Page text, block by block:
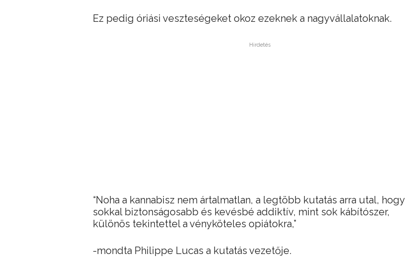
Ez pedig óriási veszteségeket okoz ezeknek a nagyvállalatoknak.
Hirdetés
“Noha a kannabisz nem ártalmatlan, a legtöbb kutatás arra utal, hogy
sokkal biztonságosabb és kevésbé addiktív, mint sok kábítószer,
különös tekintettel a vényköteles opiátokra,”
-mondta Philippe Lucas a kutatás vezetője.